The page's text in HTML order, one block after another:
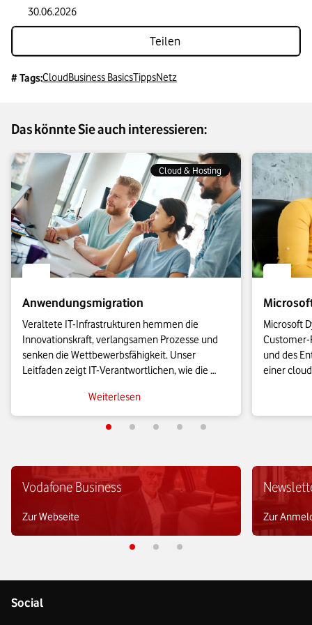
übernimmt. Dadurch lassen sich die Vorteile beider
Technologien optimal nutzen.
30.06.2026
Teilen
# Tags:CloudBusiness BasicsTippsNetz
Das könnte Sie auch interessieren:
Cloud & Hosting
Anwendungsmigration
Veraltete IT-Infrastrukturen hemmen die
Innovationskraft, verlangsamen Prozesse und
senken die Wettbewerbsfähigkeit. Unser
Leitfaden zeigt IT-Verantwortlichen, wie die
gelingt und wie sich geschäftskritische Prozesse
agil skalieren lassen.
Weiterlesen
Microsoft
Customer-
und des
einer
Vodafone Business
Zur Webseite Zur
Social